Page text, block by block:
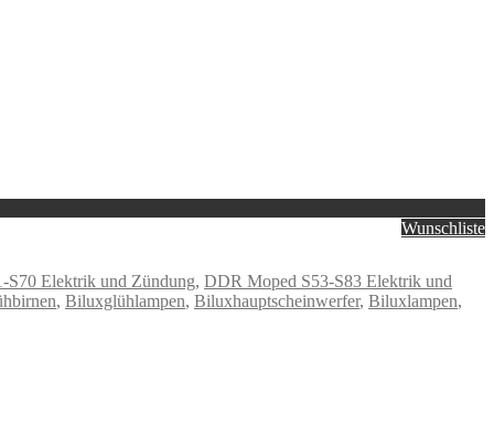
Wunschliste
S70 Elektrik und Zündung, DDR Moped S53-S83 Elektrik und
, Biluxglühlampen, Biluxhauptscheinwerfer, Biluxlampen,